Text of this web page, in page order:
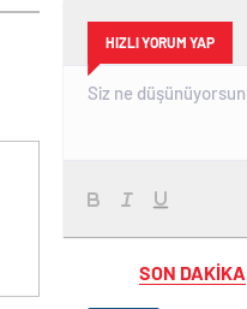
HIZLI YORUM YAP
SON DAKİKA